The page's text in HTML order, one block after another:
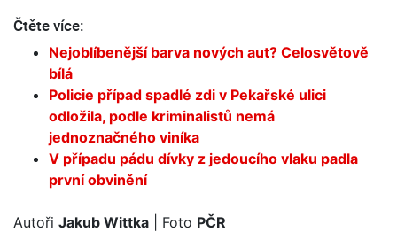
Čtěte více:
Nejoblíbenější barva nových aut? Celosvětově
bílá
Policie případ spadlé zdi v Pekařské ulici
odložila, podle kriminalistů nemá
jednoznačného viníka
V případu pádu dívky z jedoucího vlaku padla
první obvinění
Autoři Jakub Wittka | Foto PČR